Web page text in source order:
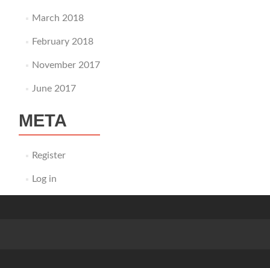
March 2018
February 2018
November 2017
June 2017
META
Register
Log in